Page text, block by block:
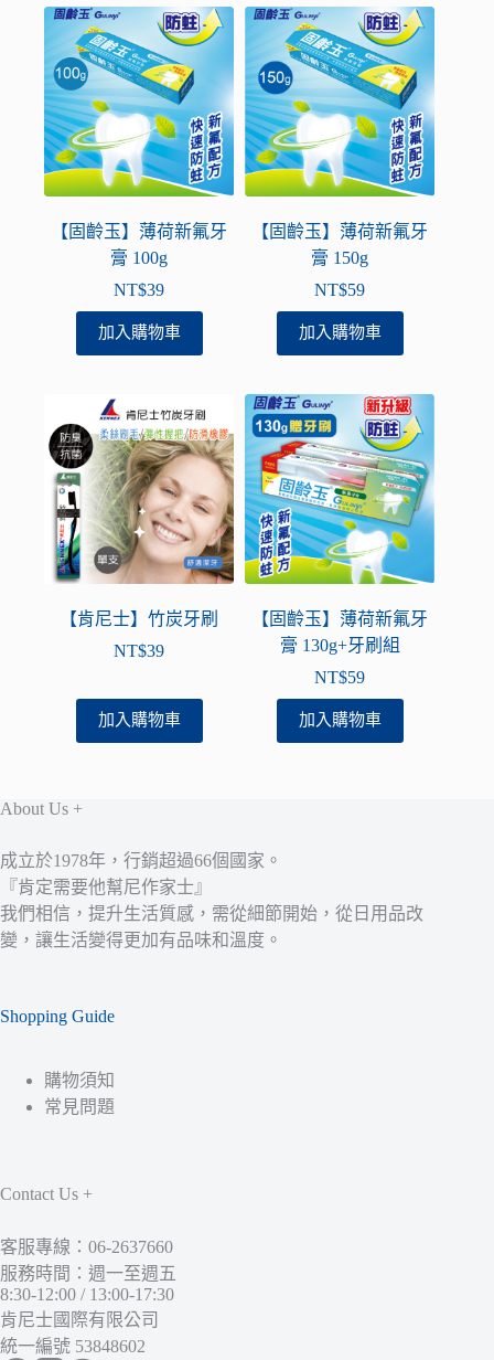
【固齡玉】薄荷新氟牙
膏 100g
NT$39
加入購物車
【固齡玉】薄荷新氟牙
膏 150g
NT$59
加入購物車
【肯尼士】竹炭牙刷
NT$39
加入購物車
【固齡玉】薄荷新氟牙
膏 130g+牙刷組
NT$59
加入購物車
About Us +
成立於1978年，行銷超過66個國家。
『肯定需要他幫尼作家士』
我們相信，提升生活質感，需從細節開始，從日用品改
變，讓生活變得更加有品味和溫度。
Shopping Guide
購物須知
常見問題
Contact Us +
客服專線：06-2637660
服務時間：週一至週五
8:30-12:00 / 13:00-17:30
肯尼士國際有限公司
統一編號 53848602